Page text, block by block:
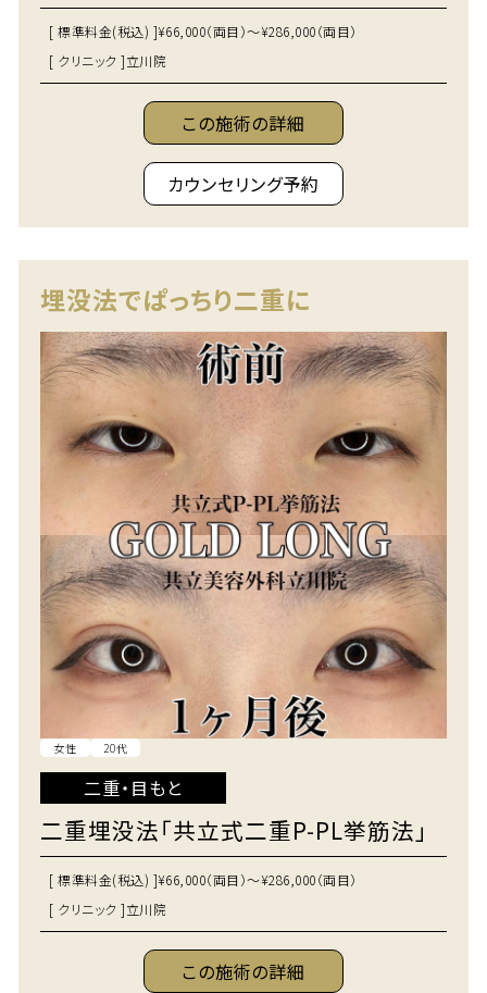
[ 標準料金(税込) ]¥66,000（両目）～¥286,000（両目）
[ クリニック ]立川院
この施術の詳細
カウンセリング予約
埋没法でぱっちり二重に
女性 20代
二重・目もと
二重埋没法「共立式二重P-PL挙筋法」
[ 標準料金(税込) ]¥66,000（両目）～¥286,000（両目）
[ クリニック ]立川院
この施術の詳細